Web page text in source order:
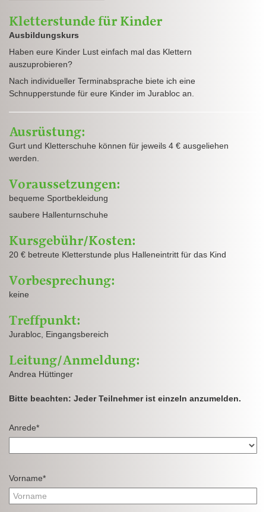
Kletterstunde für Kinder
Ausbildungskurs
Haben eure Kinder Lust einfach mal das Klettern
auszuprobieren?
Nach individueller Terminabsprache biete ich eine
Schnupperstunde für eure Kinder im Jurabloc an.
Ausrüstung:
Gurt und Kletterschuhe können für jeweils 4 € ausgeliehen
werden.
Voraussetzungen:
bequeme Sportbekleidung
saubere Hallenturnschuhe
Kursgebühr/Kosten:
20 € betreute Kletterstunde plus Halleneintritt für das Kind
Vorbesprechung:
keine
Treffpunkt:
Jurabloc, Eingangsbereich
Leitung/Anmeldung:
Andrea Hüttinger
Bitte beachten: Jeder Teilnehmer ist einzeln anzumelden.
Anrede*
Vorname*